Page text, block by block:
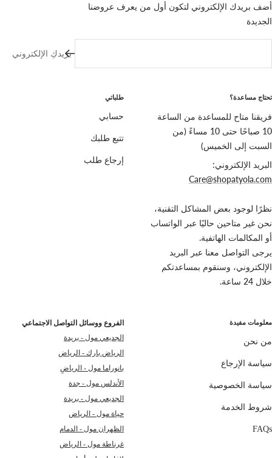
أضف بريدك الإلكتروني لتكون أول من يعرف عروضنا
الجديدة
بريدكِ الإلكتروني
تحتاج مساعدة؟
فريقنا متاح للمساعدة من الساعة
10 صباحًا حتى 10 مساءً (من
السبت إلى الخميس)
البريد الإلكتروني:
Care@shopatyola.com
نظرًا لوجود بعض المشاكل التقنية،
نحن غير متاحين حاليًا عبر الواتساب
أو المكالمات الهاتفية.
يرجى التواصل معنا عبر البريد
الإلكتروني، وسنقوم بمساعدتكم
خلال 24 ساعة.
طلباتي
حسابي
تتبع طلبك
إرجاع طلب
معلومات مفيدة
من نحن
سياسة الإرجاع
سياسة الخصوصية
شروط الخدمة
FAQs
الفروع ووسائل التواصل الاجتماعي
الجديعي مول - بريدة
الرياض بارك - الرياض
بانوراما مول - الرياضِ
الأندلس مول - جدة
الجديعي مول - بريدة
حياة مول - الرياض
الظهران مول - الدمام
غرناطة مول - الرياض